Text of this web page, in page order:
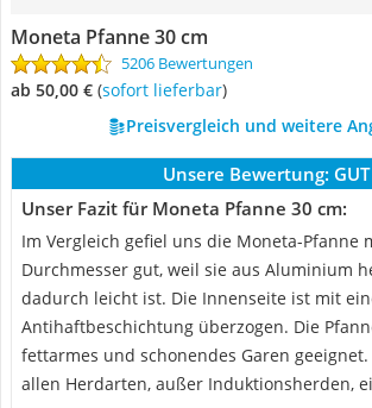
Moneta Pfanne 30 cm
5206 Bewertungen
ab 50,00 € ( Sofort lieferbar)
Preisvergleich und weitere
Unsere Bewertung: GUT
Unser Fazit für Moneta Pfanne 30 cm:
Im Vergleich gefiel uns die Moneta-Pfanne
Durchmesser gut, weil sie aus Aluminium
dadurch leicht ist. Die Innenseite ist mit
Antihaftbeschichtung überzogen. Die
fettarmes und schonendes Garen
allen Herdarten, außer Induktionsherden,